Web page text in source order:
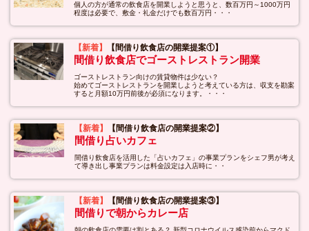
個人の方が通常の飲食店を開業しようと思うと、数百万円～1000万円
程度は必要で、敷金・礼金だけでも数百万円・・・
【新着】 【間借り飲食店の開業提案①】
間借り飲食店でゴーストレストラン開業
ゴーストレストラン向けの賃貸物件は少ない？
始めてゴーストレストランを開業しようと考えている方は、収支を勘案
すると月額10万円前後が必須になります。・・・
【新着】 【間借り飲食店の開業提案②】
間借り占いカフェ
間借り飲食店を活用した「占いカフェ」の事業プランをシェフ男が考え
て導き出し事業プランは料金設定は入店時に・・
【新着】 【間借り飲食店の開業提案③】
間借りで朝からカレー店